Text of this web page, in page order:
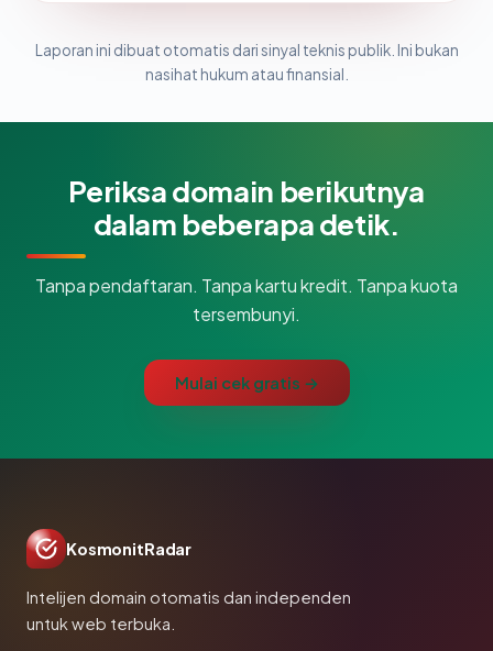
Laporan ini dibuat otomatis dari sinyal teknis publik. Ini bukan
nasihat hukum atau finansial.
Periksa domain berikutnya
dalam beberapa detik.
Tanpa pendaftaran. Tanpa kartu kredit. Tanpa kuota
tersembunyi.
Mulai cek gratis →
KosmonitRadar
Intelijen domain otomatis dan independen
untuk web terbuka.